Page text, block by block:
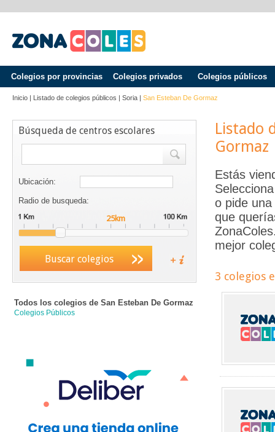
Colegios por provincias Colegios privados Colegios públicos
Inicio | Listado de colegios públicos | Soria | San Esteban De Gormaz
Búsqueda de centros escolares
Ubicación:
Radio de busqueda:
Buscar colegios
Todos los colegios de San Esteban De Gormaz
Colegios Públicos
Listado
Gormaz
Estás
o pide
que
mejor
3 colegios